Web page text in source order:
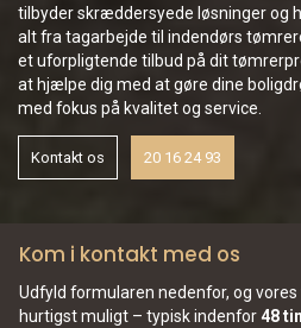
tilbyder skræddersyede løsninger og
alt fra tagarbejde til indendørs
et uforpligtende tilbud på dit
at hjælpe dig med at gøre dine
med fokus på kvalitet og service.
Kontakt os 20 16 24 93
Kom i kontakt med os
Udfyld formularen nedenfor, og
hurtigst muligt – typisk indenfor 48